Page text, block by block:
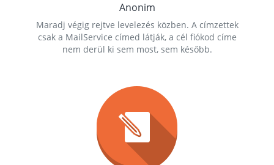
Anonim
Maradj végig rejtve levelezés közben. A címzettek
csak a MailService címed látják, a cél fiókod címe
nem derül ki sem most, sem később.